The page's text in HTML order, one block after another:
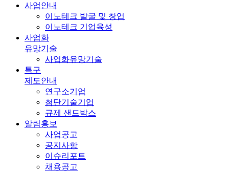
사업안내
이노테크 발굴 및 창업
이노테크 기업육성
사업화
유망기술
사업화유망기술
특구
제도안내
연구소기업
첨단기술기업
규제 샌드박스
알림홍보
사업공고
공지사항
이슈리포트
채용공고